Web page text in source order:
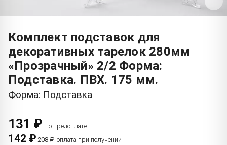
Комплект подставок для
декоративных тарелок 280мм
«Прозрачный» 2/2 Форма:
Подставка. ПВХ. 175 мм.
Форма: Подставка
131 ₽ по предоплате
142 ₽ 208 ₽ оплата при получении